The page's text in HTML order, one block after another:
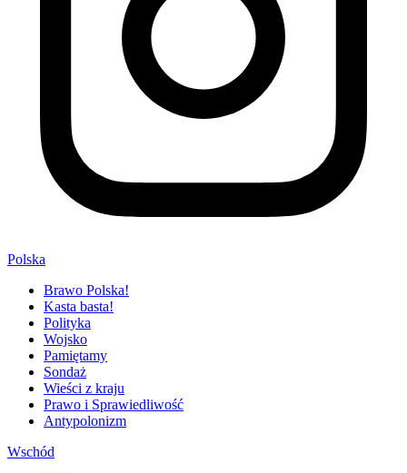
Polska
Brawo Polska!
Kasta basta!
Polityka
Wojsko
Pamiętamy
Sondaż
Wieści z kraju
Prawo i Sprawiedliwość
Antypolonizm
Wschód